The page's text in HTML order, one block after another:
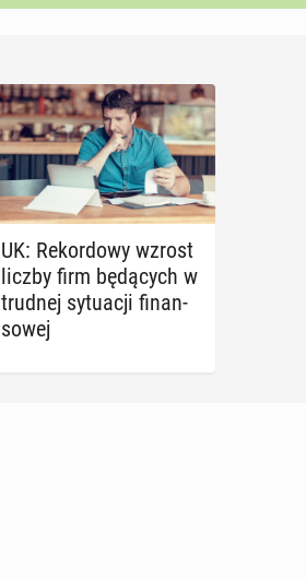
UK: Re­kor­do­wy wzrost
liczby firm bę­dą­cych w
trudnej sy­tu­acji fi­nan­
so­wej